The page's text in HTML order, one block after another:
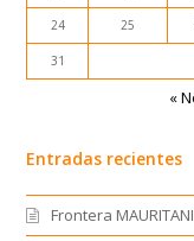
24 25
31
«
Entradas recientes
Frontera